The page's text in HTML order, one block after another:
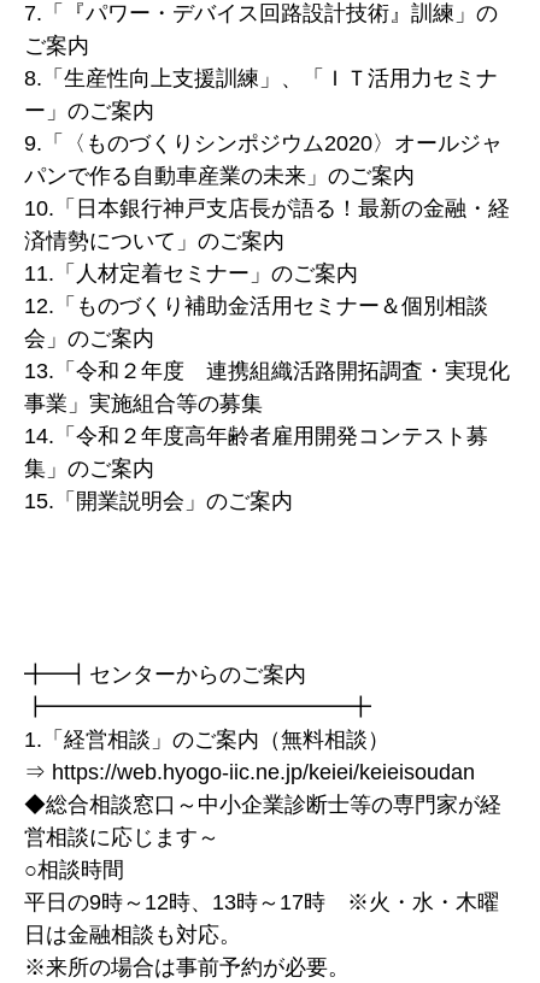
7.「『パワー・デバイス回路設計技術』訓練」の
ご案内
8.「生産性向上支援訓練」、「ＩＴ活用力セミナ
ー」のご案内
9.「〈ものづくりシンポジウム2020〉オールジャ
パンで作る自動車産業の未来」のご案内
10.「日本銀行神戸支店長が語る！最新の金融・経
済情勢について」のご案内
11.「人材定着セミナー」のご案内
12.「ものづくり補助金活用セミナー＆個別相談
会」のご案内
13.「令和２年度 連携組織活路開拓調査・実現化
事業」実施組合等の募集
14.「令和２年度高年齢者雇用開発コンテスト募
集」のご案内
15.「開業説明会」のご案内
╋━┫センターからのご案内
┣━━━━━━━━━━━━━━╋
1.「経営相談」のご案内（無料相談）
⇒ https://web.hyogo-iic.ne.jp/keiei/keieisoudan
◆総合相談窓口～中小企業診断士等の専門家が経
営相談に応じます～
○相談時間
平日の9時～12時、13時～17時 ※火・水・木曜
日は金融相談も対応。
※来所の場合は事前予約が必要。